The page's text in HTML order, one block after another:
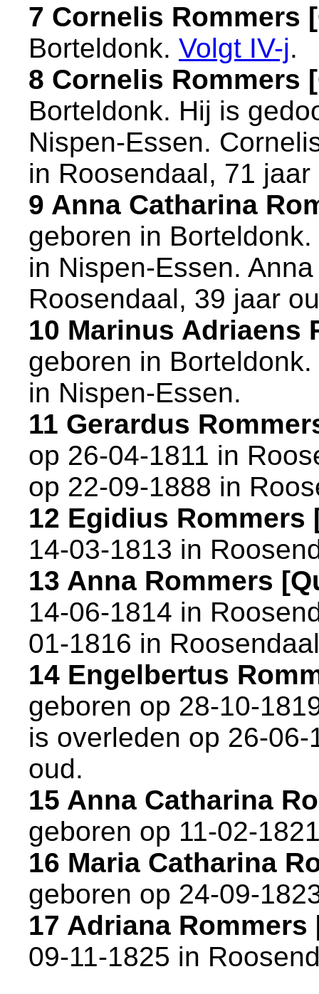
7 Cornelis Rommers
Borteldonk. Volgt IV-j.
8 Cornelis Rommers
Borteldonk. Hij is
Nispen-Essen.
in Roosendaal, 71 jaar
9 Anna Catharina
geboren in Borteldonk
in Nispen-Essen.
Roosendaal, 39 jaar
10 Marinus Adriaens
geboren in Borteldonk
in Nispen-Essen.
11 Gerardus
op 26-04-1811 in
op 22-09-1888 in
12 Egidius Rommers
14-03-1813 in
13 Anna Rommers
14-06-1814 in
01-1816 in Roosendaal
14 Engelbertus
geboren op 28-10-
is overleden op 26-
oud.
15 Anna Catharina
geboren op 11-02-
16 Maria Catharina
geboren op 24-09-
17 Adriana Rommers
09-11-1825 in